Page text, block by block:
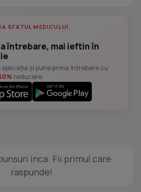
SFATUL MEDICULUI
întrebare, mai ieftin în
aplicația și pune prima întrebare cu
reducere.
inca. Fii primul care
raspunde!